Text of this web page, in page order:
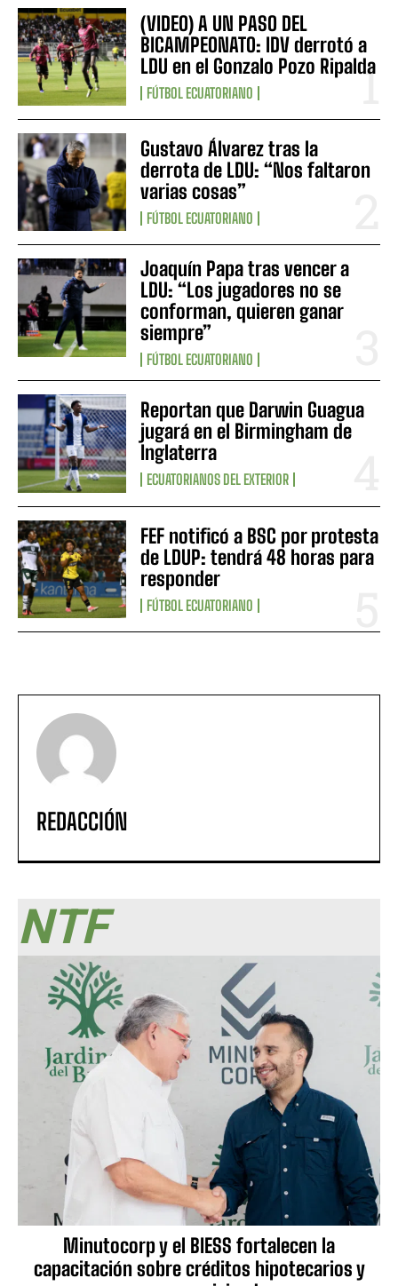
(VIDEO) A UN PASO DEL
BICAMPEONATO: IDV derrotó a
LDU en el Gonzalo Pozo Ripalda
FÚTBOL ECUATORIANO
Gustavo Álvarez tras la
derrota de LDU: “Nos faltaron
varias cosas”
FÚTBOL ECUATORIANO
Joaquín Papa tras vencer a
LDU: “Los jugadores no se
conforman, quieren ganar
siempre”
FÚTBOL ECUATORIANO
Reportan que Darwin Guagua
jugará en el Birmingham de
Inglaterra
ECUATORIANOS DEL EXTERIOR
FEF notificó a BSC por protesta
de LDUP: tendrá 48 horas para
responder
FÚTBOL ECUATORIANO
REDACCIÓN
NTF
Minutocorp y el BIESS fortalecen la
capacitación sobre créditos hipotecarios y